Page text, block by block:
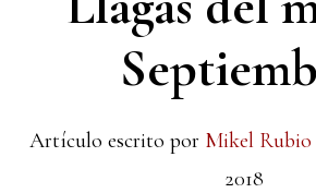
Artículo escrito por Mikel Rubio
2018